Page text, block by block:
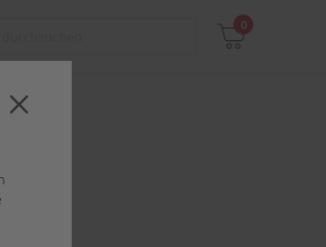
0
zzgl. Versandkosten